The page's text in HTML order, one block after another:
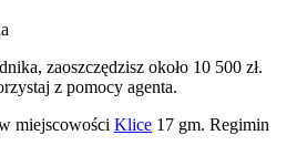
zaoszczędzisz około 10 500 zł.
z pomocy agenta.
miejscowości Klice 17 gm. Regimin